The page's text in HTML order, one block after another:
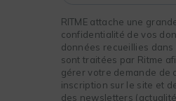
RITME attache une
confidentialité de vos
données recueillies
sont traitées par Ritme
gérer votre demande de
inscription sur le site et
des newsletters